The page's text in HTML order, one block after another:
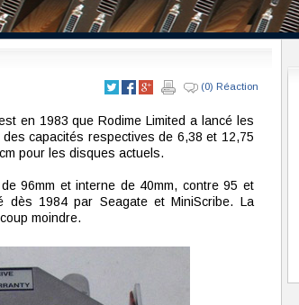
(0) Réaction
en 1983 que Rodime Limited a lancé les
capacités respectives de 6,38 et 12,75
pour les disques actuels.
96mm et interne de 40mm, contre 95 et
1984 par Seagate et MiniScribe. La
moindre.